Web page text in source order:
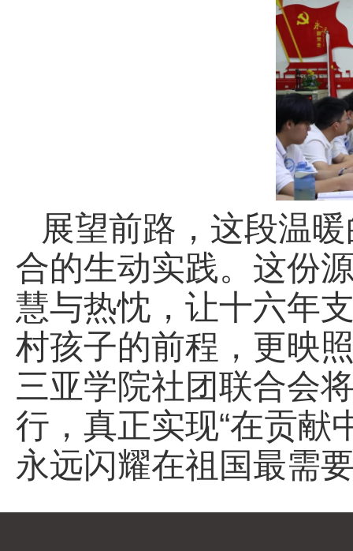
展望前路，这段温
合的生动实践。这份
慧与热忱，让十六年
村孩子的前程，更映
三亚学院社团联合会
行，真正实现“在贡献
永远闪耀在祖国最需